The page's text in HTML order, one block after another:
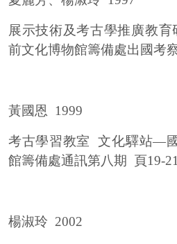
展示技術及考古學推廣教育
前文化博物館籌備處出國考
黃國恩 1999
考古學習教室
文化驛站—
館籌備處通訊第八期
頁19-21
楊淑玲 2002